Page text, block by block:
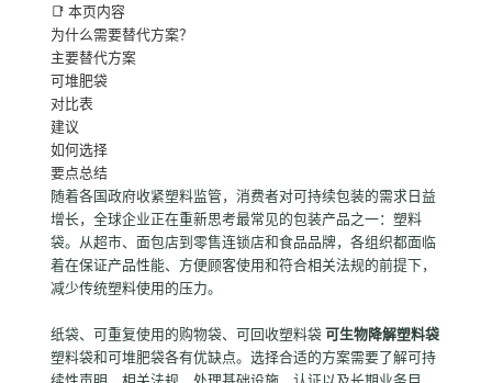
📑 本页内容
为什么需要替代方案？
主要替代方案
可堆肥袋
对比表
建议
如何选择
要点总结
随着各国政府收紧塑料监管，消费者对可持续包装的需求日益
增长，全球企业正在重新思考最常见的包装产品之一：塑料
袋。从超市、面包店到零售连锁店和食品品牌，各组织都面临
着在保证产品性能、方便顾客使用和符合相关法规的前提下，
减少传统塑料使用的压力。
纸袋、可重复使用的购物袋、可回收塑料袋可生物降解塑料袋
塑料袋和可堆肥袋各有优缺点。选择合适的方案需要了解可持